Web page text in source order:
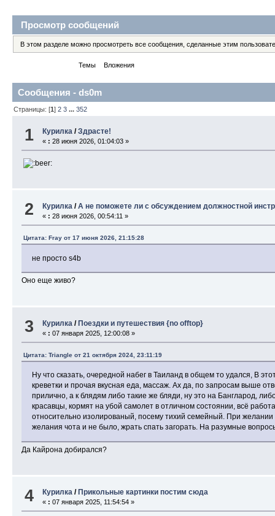
Просмотр сообщений
В этом разделе можно просмотреть все сообщения, сделанные этим
Темы Вложения
Сообщения - ds0m
Страницы: [1]2 3 ...352
1 Курилка /Здрасте!
« : 28 июня 2026, 01:04:03 »
2 Курилка /А не поможете ли с обсуждением должностной
« : 28 июня 2026, 00:54:11 »
Цитата: Fray от 17 июня 2026, 21:15:28
не просто s4b
Оно еще живо?
3 Курилка /Поездки и путешествия {no offtop}
« : 07 января 2025, 12:00:08 »
Цитата: Triangle от 21 октября 2024, 23:11:19
Ну что сказать, очередной набег в Таиланд в общем то удался, В
креветки и прочая вкусная еда, массаж. Ах да, по запросам выше
прилично, а к блядям либо такие же бляди, ну это на Бангларод,
красавцы, кормят на убой самолет в отличном состоянии, всё
относительно изолированый, посему тихий семейный. При желании
желания чота и не было, жрать спать загорать. На разумные
Да Кайрона добирался?
4 Курилка / Прикольные картинки постим сюда
« : 07 января 2025, 11:54:54 »